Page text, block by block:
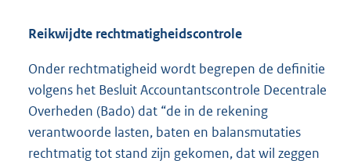
Reikwijdte rechtmatigheidscontrole
Onder rechtmatigheid wordt begrepen de definitie
volgens het Besluit Accountantscontrole Decentrale
Overheden (Bado) dat “de in de rekening
verantwoorde lasten, baten en balansmutaties
rechtmatig tot stand zijn gekomen, dat wil zeggen